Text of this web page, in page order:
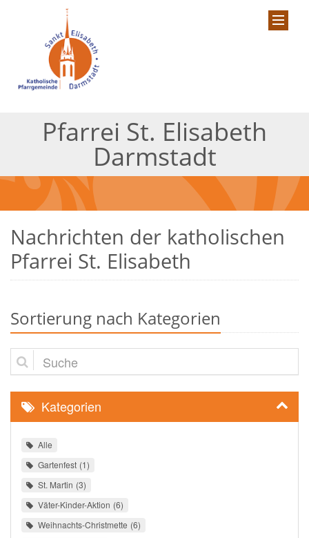
Pfarrei St. Elisabeth
Darmstadt
Nachrichten der katholischen
Pfarrei St. Elisabeth
Sortierung nach Kategorien
Suche
Kategorien
Alle
Gartenfest 1
St. Martin 3
Väter-Kinder-Aktion 6
Weihnachts-Christmette 6